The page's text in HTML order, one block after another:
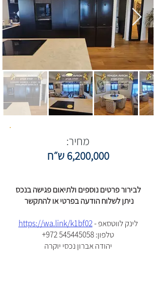
מחיר:
6,200,000 ש״ח
לבירור פרטים נוספים ולתיאום פגישה בנכס
ניתן לשלוח הודעה בפרטי או להתקשר
לינק לווטסאפ -https://wa.link/k1bf02
+972 545445058 :טלפון
יהודה אברון נכסי יוקרה